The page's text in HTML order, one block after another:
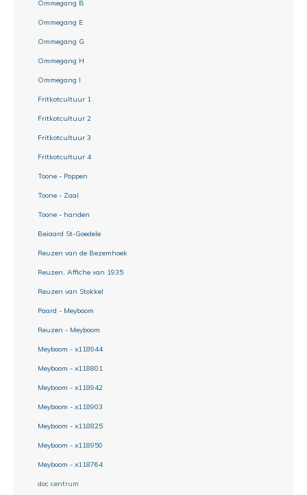
Ommegang B
Ommegang E
Ommegang G
Ommegang H
Ommegang I
Fritkotcultuur 1
Fritkotcultuur 2
Fritkotcultuur 3
Fritkotcultuur 4
Toone - Poppen
Toone - Zaal
Toone - handen
Beiaard St-Goedele
Reuzen van de Bezemhoek
Reuzen. Affiche van 1935
Reuzen van Stokkel
Paard - Meyboom
Reuzen - Meyboom
Meyboom - x118944
Meyboom - x118801
Meyboom - x118942
Meyboom - x118903
Meyboom - x118825
Meyboom - x118950
Meyboom - x118764
doc centrum